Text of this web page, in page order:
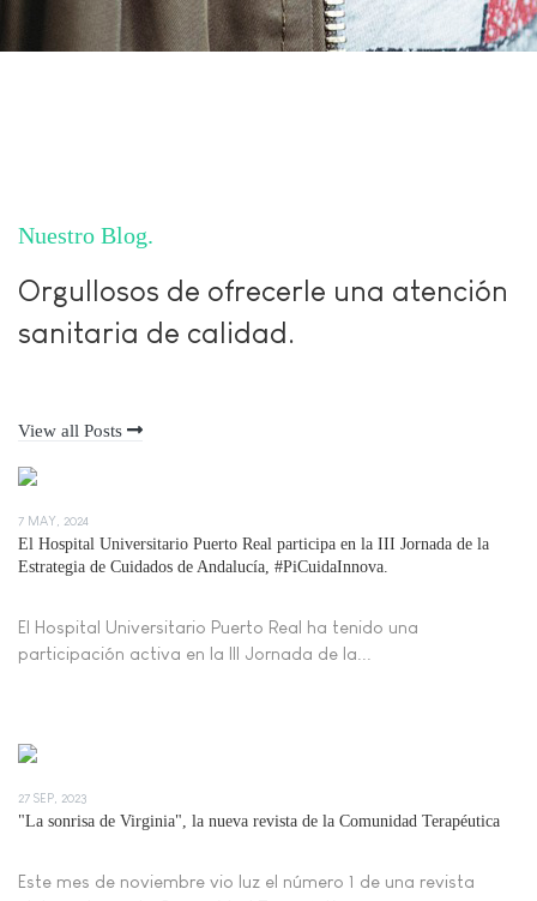
Nuestro Blog
Orgullosos de ofrecerle una atención
sanitaria de calidad.
View all Posts
7 MAY, 2024
El Hospital Universitario Puerto Real participa en la III Jornada de la
Estrategia de Cuidados de Andalucía, #PiCuidaInnova.
El Hospital Universitario Puerto Real ha tenido una
participación activa en la III Jornada de la...
27 SEP, 2023
"La sonrisa de Virginia", la nueva revista de la Comunidad Terapéutica
Este mes de noviembre vio luz el número 1 de una revista